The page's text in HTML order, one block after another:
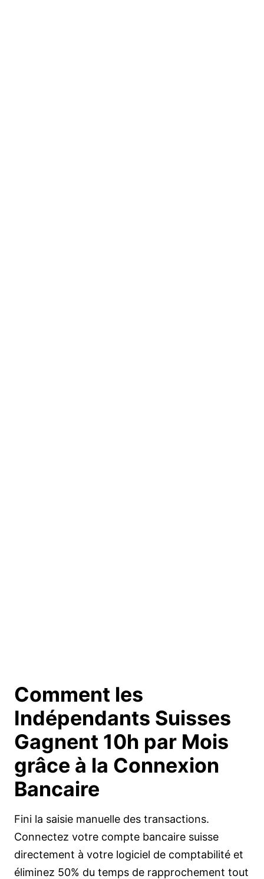
Comment les
Indépendants Suisses
Gagnent 10h par Mois
grâce à la Connexion
Bancaire
Fini la saisie manuelle des transactions.
Connectez votre compte bancaire suisse
directement à votre logiciel de comptabilité et
éliminez 50% du temps de rapprochement tout